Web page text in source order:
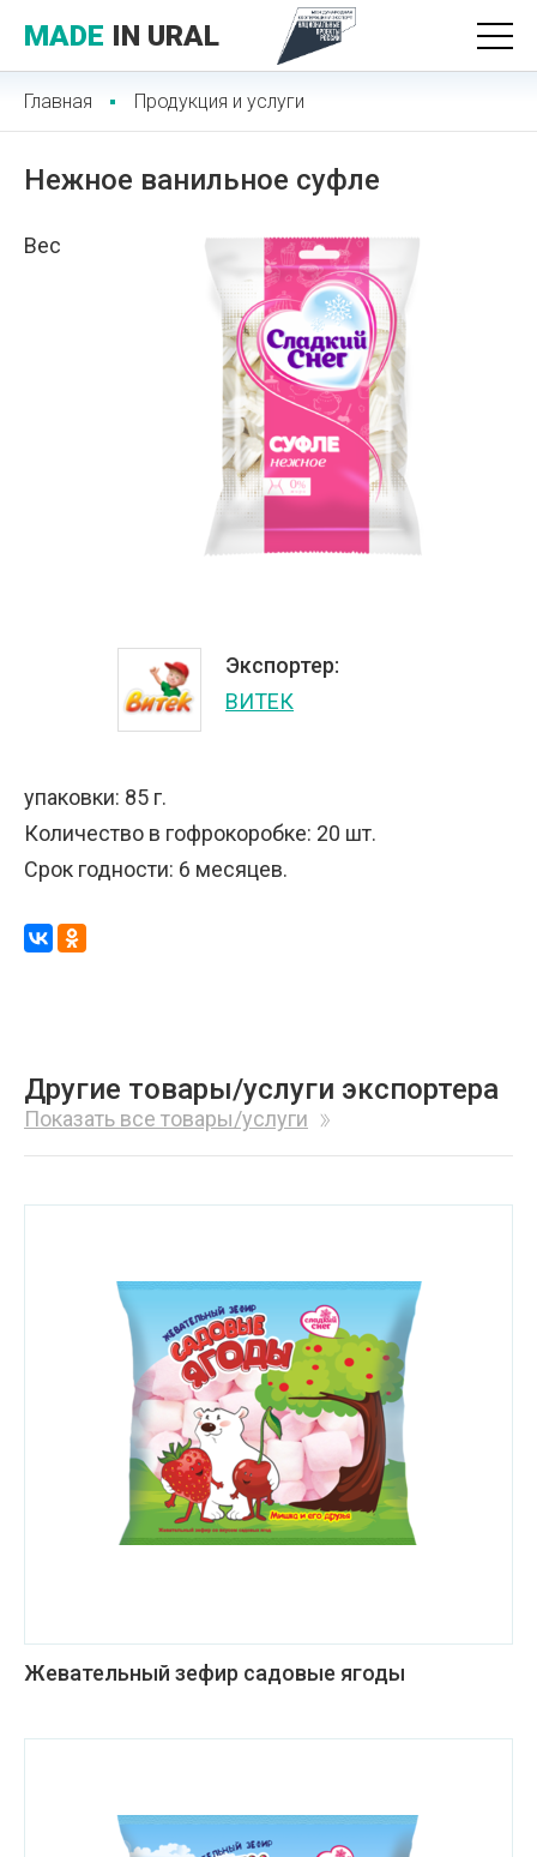
MADE IN URAL
Главная Продукция и услуги
Нежное ванильное суфле
Экспортер:
ВИТЕК
Вес
упаковки: 85 г.
Количество в гофрокоробке: 20 шт.
Срок годности: 6 месяцев.
Другие товары/услуги экспортера
Показать все товары/услуги
Жевательный зефир садовые ягоды